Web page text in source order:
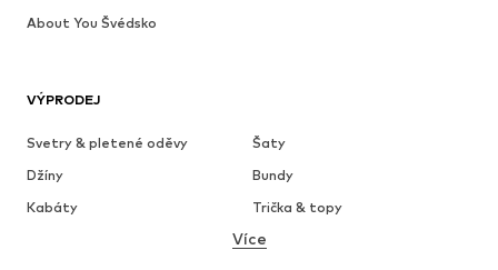
VÝPRODEJ
Svetry & pletené oděvy
Šaty
Džíny
Bundy
Kabáty
Trička & topy
Spodní prádlo
Více
About You Švédsko